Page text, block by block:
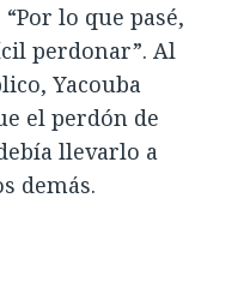
lo que pasé,
perdonar”. Al
Yacouba
el perdón de
llevarlo a
demás.